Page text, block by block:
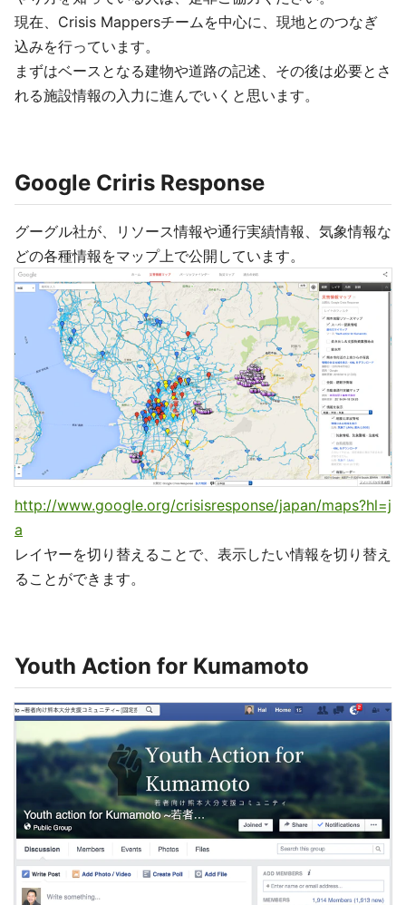
現在、Crisis Mappersチームを中心に、現地とのつなぎ
込みを行っています。
まずはベースとなる建物や道路の記述、その後は必要とさ
れる施設情報の入力に進んでいくと思います。
Google Criris Response
グーグル社が、リソース情報や通行実績情報、気象情報な
どの各種情報をマップ上で公開しています。
http://www.google.org/crisisresponse/japan/maps?hl=j
a
レイヤーを切り替えることで、表示したい情報を切り替え
ることができます。
Youth Action for Kumamoto